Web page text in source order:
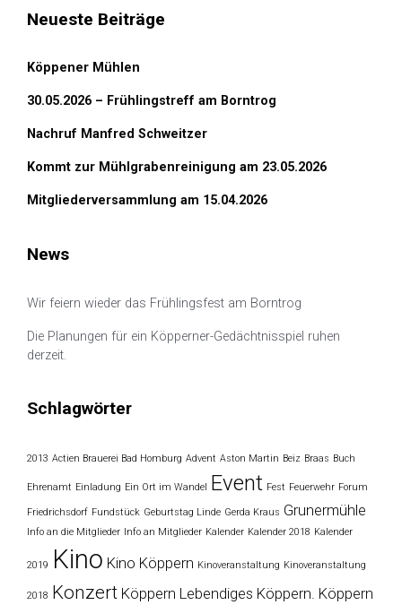
Neueste Beiträge
Köppener Mühlen
30.05.2026 – Frühlingstreff am Borntrog
Nachruf Manfred Schweitzer
Kommt zur Mühlgrabenreinigung am 23.05.2026
Mitgliederversammlung am 15.04.2026
News
Wir feiern wieder das Frühlingsfest am Borntrog
Die Planungen für ein Köpperner-Gedächtnisspiel ruhen
derzeit.
Schlagwörter
2013 Actien Brauerei Bad Homburg Advent Aston Martin Beiz Braas Buch
Ehrenamt Einladung Ein Ort im Wandel Event Fest Feuerwehr Forum
Friedrichsdorf Fundstück Geburtstag Linde Gerda Kraus Grunermühle
Info an die Mitglieder Info an Mitglieder Kalender Kalender 2018 Kalender
2019 Kino Kino Köppern Kinoveranstaltung Kinoveranstaltung
2018 Konzert Köppern Lebendiges Köppern. Köppern